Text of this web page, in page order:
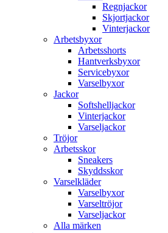
Regnjackor
Skjortjackor
Vinterjackor
Arbetsbyxor
Arbetsshorts
Hantverksbyxor
Servicebyxor
Varselbyxor
Jackor
Softshelljackor
Vinterjackor
Varseljackor
Tröjor
Arbetsskor
Sneakers
Skyddsskor
Varselkläder
Varselbyxor
Varseltröjor
Varseljackor
Alla märken